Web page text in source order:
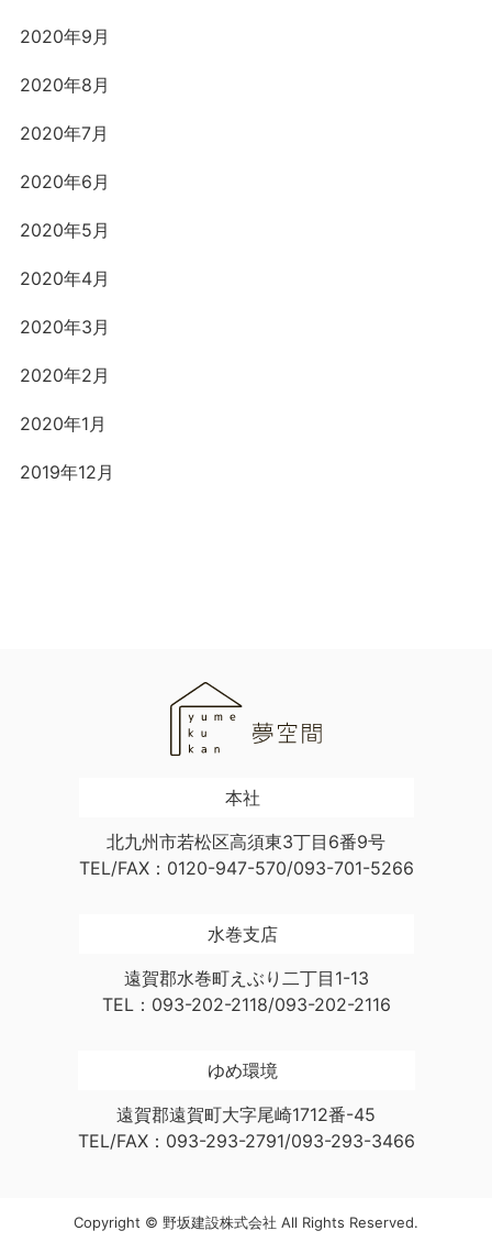
2020年9月
2020年8月
2020年7月
2020年6月
2020年5月
2020年4月
2020年3月
2020年2月
2020年1月
2019年12月
本社
北九州市若松区高須東3丁目6番9号
TEL/FAX：0120-947-570/093-701-5266
水巻支店
遠賀郡水巻町えぶり二丁目1-13
TEL：093-202-2118/093-202-2116
ゆめ環境
遠賀郡遠賀町大字尾崎1712番-45
TEL/FAX：093-293-2791/093-293-3466
Copyright © 野坂建設株式会社 All Rights Reserved.